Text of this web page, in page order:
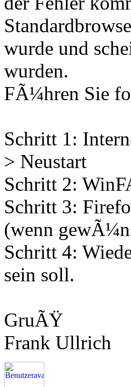
wurde und
wurden.
FÃ¼hren Sie
Schritt 1:
> Neustart
Schritt 2:
Schritt 3:
(wenn
Schritt 4:
sein soll.
GruÃŸ
Frank Ullrich